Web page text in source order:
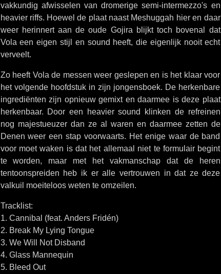
vakkundig afwisselen van dromerige semi-intermezzo's en
heavier riffs. Hoewel de plaat naast Meshuggah hier en daar
weer herinnert aan de oude Gojira blijkt toch bovenal dat
Vola een eigen stijl en sound heeft, die eigenlijk nooit echt
verveelt.
Zo heeft Vola de messen weer geslepen en is het klaar voor
het volgende hoofdstuk in zijn jongensboek. De herkenbare
ingrediënten zijn opnieuw gemixt en daarmee is deze plaat
herkenbaar. Door een heavier sound klinken de refreinen
nog majestueuzer dan ze al waren en daarmee zetten de
Denen weer een stap voorwaarts. Het enige waar de band
voor moet waken is dat het allemaal niet te formulair begint
te worden, maar met het vakmanschap dat de heren
tentoonspreiden heb ik er alle vertrouwen in dat ze deze
valkuil moeiteloos weten te omzeilen.
Tracklist:
1. Cannibal (feat. Anders Fridén)
2. Break My Lying Tongue
3. We Will Not Disband
4. Glass Mannequin
5. Bleed Out